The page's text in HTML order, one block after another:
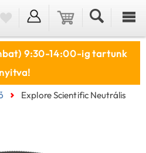
9:30-14:00-ig tartunk
nyitva!
Explore Scientific Neutrális